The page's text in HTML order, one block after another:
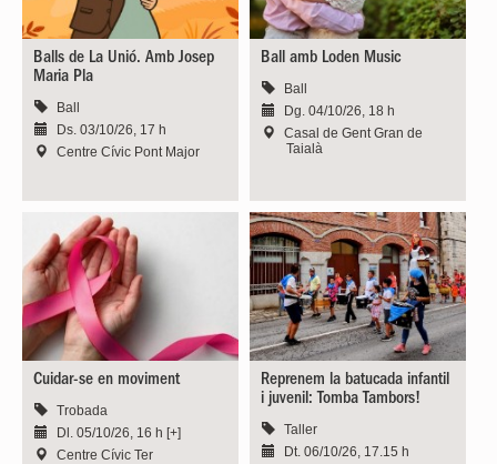
Balls de La Unió. Amb Josep
Maria Pla
Ball
Ds. 03/10/26, 17 h
Centre Cívic Pont Major
Ball amb Loden Music
Ball
Dg. 04/10/26, 18 h
Casal de Gent Gran de
Taialà
Cuidar-se en moviment
Trobada
Dl. 05/10/26, 16 h [+]
Centre Cívic Ter
Reprenem la batucada infantil
i juvenil: Tomba Tambors!
Taller
Dt. 06/10/26, 17.15 h